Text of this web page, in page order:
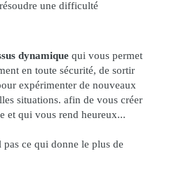
une difficulté
dynamique qui vous permet
en toute sécurité, de sortir
expérimenter de nouveaux
situations. afin de vous créer
et qui vous rend heureux...
ce qui donne le plus de